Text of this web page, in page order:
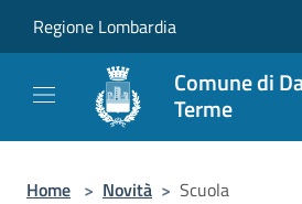
Regione Lombardia
Comune di
Terme
Home > Novità > Scuola